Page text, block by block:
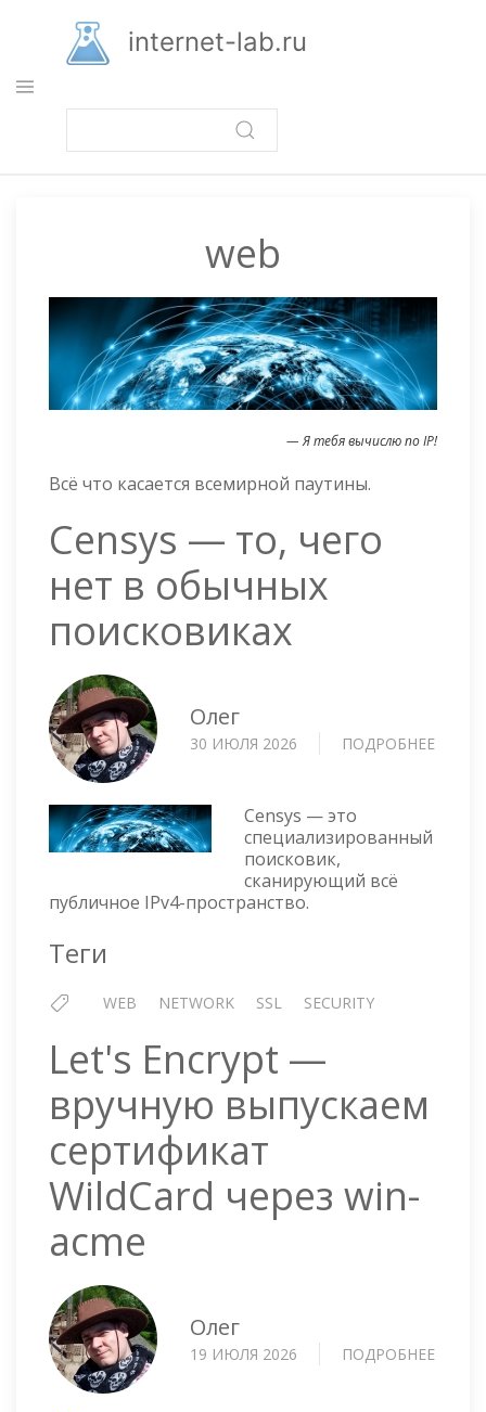
основному
содержанию
internet-lab.ru
web
— Я тебя вычислю по IP!
Всё что касается всемирной паутины.
Censys — то, чего
нет в обычных
поисковиках
Олег
30 ИЮЛЯ 2026 ПОДРОБНЕЕ
Censys — это
специализированный
поисковик,
сканирующий всё
публичное IPv4-пространство.
Теги
WEB NETWORK SSL SECURITY
Let's Encrypt —
вручную выпускаем
сертификат
WildСard через win-
acme
Олег
19 ИЮЛЯ 2026 ПОДРОБНЕЕ